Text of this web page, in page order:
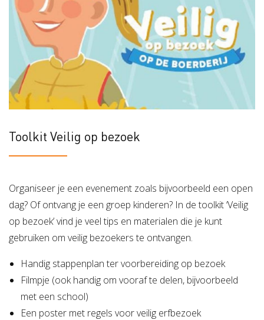
Toolkit Veilig op bezoek
Organiseer je een evenement zoals bijvoorbeeld een open
dag? Of ontvang je een groep kinderen? In de toolkit ‘Veilig
op bezoek’ vind je veel tips en materialen die je kunt
gebruiken om veilig bezoekers te ontvangen.
Handig stappenplan ter voorbereiding op bezoek
Filmpje (ook handig om vooraf te delen, bijvoorbeeld
met een school)
Een poster met regels voor veilig erfbezoek